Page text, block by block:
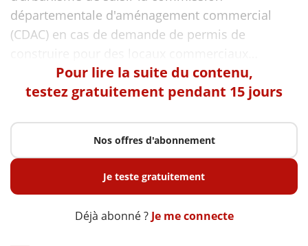
départementale d'aménagement commercial
(CDAC) en cas de demande de permis de
Pour lire la suite du contenu,
testez gratuitement pendant 15 jours
Nos offres d'abonnement
Je teste gratuitement
Déjà abonné ? Je me connecte